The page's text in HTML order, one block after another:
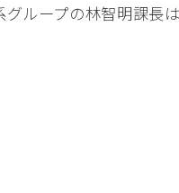
ループの林智明課長